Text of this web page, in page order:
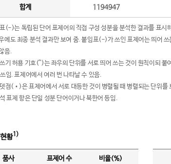
합계 1194947
(-)는 독립된 단어 표제어의 직접 구성 성분을 분석한 결과를 표시
에도 최종 분석 결과만 보여 줌. 붙임표(-)가 쓰인 표제어는 띄어
음.
기 허용 기호(^)는 좌우의 단위를 서로 띄어 쓰는 것이 원칙이되 붙
임. 표제어에서 여러 번 나타날 수 있음.
점(•)은 표제어에서 서로 대등한 것이 병렬될 때 병렬되는 단위를
표제 항은 단일 성분 단어이거나 북한어 등임.
황1)
품사 표제어 수 비율(%)